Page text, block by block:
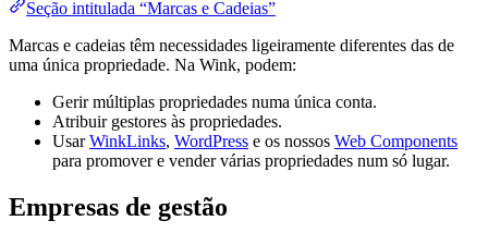
Seção intitulada “Marcas e Cadeias”
Marcas e cadeias têm necessidades ligeiramente diferentes das de
uma única propriedade. Na Wink, podem:
Gerir múltiplas propriedades numa única conta.
Atribuir gestores às propriedades.
UsarWinkLinks, WordPress e os nossos Web Components
para promover e vender várias propriedades num só lugar.
Empresas de gestão